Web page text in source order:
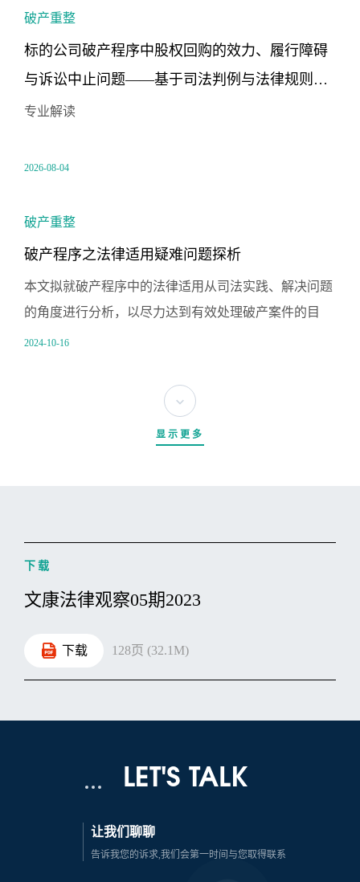
破产重整
标的公司破产程序中股权回购的效力、履行障碍
与诉讼中止问题——基于司法判例与法律规则的
辩证分析
专业解读
2026-08-04
破产重整
破产程序之法律适用疑难问题探析
本文拟就破产程序中的法律适用从司法实践、解决问题
的角度进行分析，以尽力达到有效处理破产案件的目
的，实现破产法的市场经济价值。
2024-10-16
显示更多
下载
文康法律观察05期2023
下载 128页 (32.1M)
LET'S TALK
让我们聊聊
告诉我您的诉求,我们会第一时间与您取得联系